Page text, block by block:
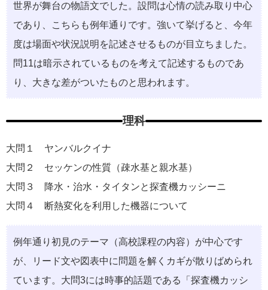
世界が舞台の物語文でした。設問は心情の読み取り中心
であり、こちらも例年通りです。強いて挙げると、今年
度は場面や状況説明を記述させるものが目立ちました。
問11は暗示されているものを考えて記述するものであ
り、大きな差がついたものと思われます。
理科
大問１ ヤンバルクイナ
大問２ セッケンの性質（疎水基と親水基）
大問３ 降水・治水・タイタンと探査機カッシーニ
大問４ 断熱変化を利用した機器について
例年通り初見のテーマ（高校課程の内容）が中心です
が、リード文や図表中に問題を解くカギが散りばめられ
ています。大問3には時事的話題である「探査機カッシ